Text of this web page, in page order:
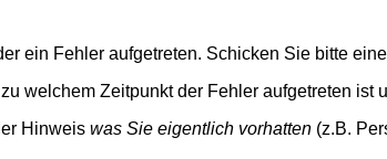
ein Fehler aufgetreten. Schicken Sie bitte
welchem Zeitpunkt der Fehler aufgetreten
Hinweis was Sie eigentlich vorhatten (z.B.